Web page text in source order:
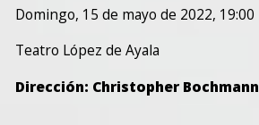
Domingo, 15 de mayo de 2022, 19:00
Teatro López de Ayala
Dirección: Christopher Bochmann